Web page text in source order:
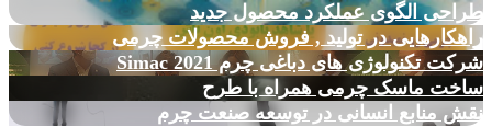
طراحی الگوی عملکرد محصول جدید
راهکارهایی در تولید , فروش محصولات چرمی
شرکت تکنولوژی های دباغی چرم Simac 2021
ساخت ماسک چرمی همراه با طرح
نقش منابع انسانی در توسعه صنعت چرم